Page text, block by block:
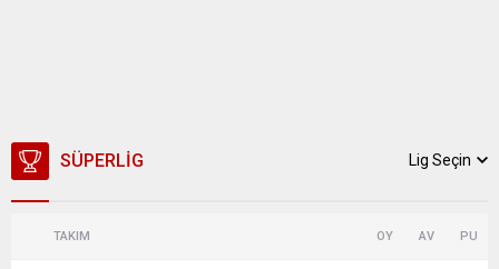
SÜPERLIG Lig Seçin
TAKIM OY AV PU